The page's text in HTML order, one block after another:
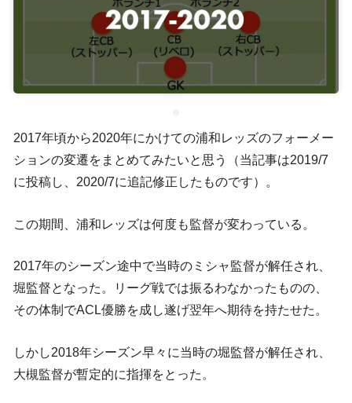
2017年頃から2020年にかけての浦和レッズのフォーメー
ションの変遷をまとめてみたいと思う（当記事は2019/7
に投稿し、2020/7に追記修正したものです）。
この期間、浦和レッズは何度も監督が変わっている。
2017年のシーズン途中で当時のミシャ監督が解任され、
堀監督となった。リーグ戦では振るわなかったものの、
その体制でACL優勝を成し遂げ翌年へ期待を持たせた。
しかし2018年シーズン早々に当時の堀監督が解任され、
大槻監督が暫定的に指揮をとった。